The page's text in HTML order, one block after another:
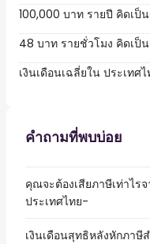
100,000 บาท รายปี คิดเป็
48 บาท รายชั่วโมง คิดเป็น
เงินเดือนเฉลี่ยใน ประเทศไ
คำถามที่พบบ่อย
คุณจะต้องเสียภาษีเท่าไร
ประเทศไทย-
เงินเดือนสุทธิหลังหักภาษี